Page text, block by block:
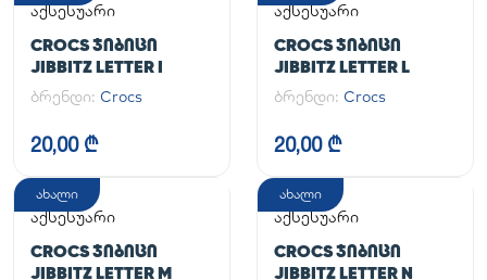
აქსესუარი
CROCS ᲯᲘᲑᲘᲪᲘ
JIBBITZ LETTER I
ბრენდი: Crocs
20,00 ₾
აქსესუარი
CROCS ᲯᲘᲑᲘᲪᲘ
JIBBITZ LETTER L
ბრენდი: Crocs
20,00 ₾
ახალი
აქსესუარი
CROCS ᲯᲘᲑᲘᲪᲘ
JIBBITZ LETTER M
ახალი
აქსესუარი
CROCS ᲯᲘᲑᲘᲪᲘ
JIBBITZ LETTER N